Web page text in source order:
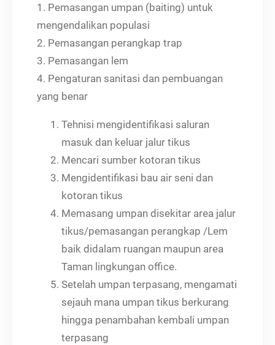
1. Pemasangan umpan (baiting) untuk
mengendalikan populasi
2. Pemasangan perangkap trap
3. Pemasangan lem
4. Pengaturan sanitasi dan pembuangan
yang benar
Tehnisi mengidentifikasi saluran
masuk dan keluar jalur tikus
Mencari sumber kotoran tikus
Mengidentifikasi bau air seni dan
kotoran tikus
Memasang umpan disekitar area jalur
tikus/pemasangan perangkap /Lem
baik didalam ruangan maupun area
Taman lingkungan office.
Setelah umpan terpasang, mengamati
sejauh mana umpan tikus berkurang
hingga penambahan kembali umpan
terpasang